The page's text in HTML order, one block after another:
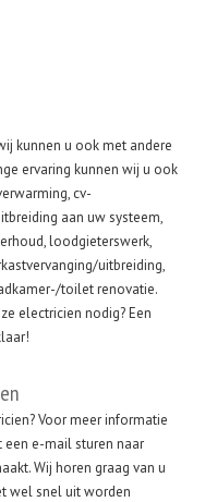
kunnen u ook met andere
ervaring kunnen wij u ook
cv-
aan uw systeem,
loodgieterswerk,
uitbreiding,
toilet renovatie.
electricien nodig? Een
Voor meer informatie
een e-mail sturen naar
Wij horen graag van u
wel snel uit worden